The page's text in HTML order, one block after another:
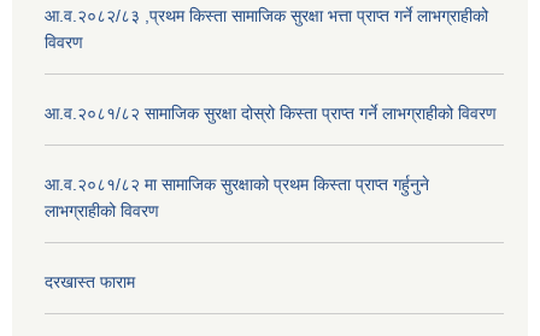
आ.व.२०८२/८३ ,प्रथम किस्ता सामाजिक सुरक्षा भत्ता प्राप्त गर्ने लाभग्राहीको
विवरण
आ.व.२०८१/८२ सामाजिक सुरक्षा दोस्रो किस्ता प्राप्त गर्ने लाभग्राहीको विवरण
आ.व.२०८१/८२ मा सामाजिक सुरक्षाको प्रथम किस्ता प्राप्त गर्हुनुने
लाभग्राहीको विवरण
दरखास्त फाराम